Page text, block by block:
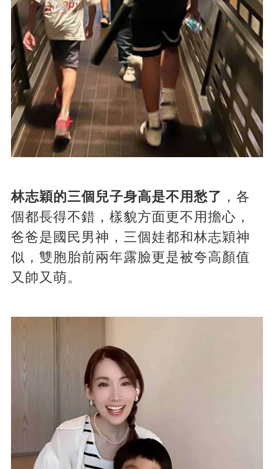
林志穎的三個兒子身高是不用愁了 ，各
個都長得不錯，樣貌方面更不用擔心，
爸爸是國民男神，三個娃都和林志穎神
似，雙胞胎前兩年露臉更是被夸高顏值
又帥又萌。